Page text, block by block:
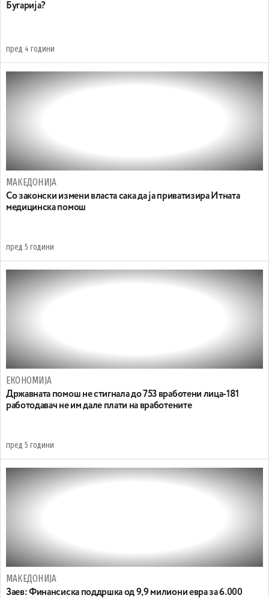
Бугарија?
пред 4 години
МАКЕДОНИЈА
Со законски измени власта сака да ја приватизира Итната
медицинска помош
пред 5 години
ЕКОНОМИЈА
Државната помош не стигнала до 753 вработени лица-181
работодавач не им дале плати на вработените
пред 5 години
МАКЕДОНИЈА
Заев: Финансиска поддршка од 9,9 милиони евра за 6.000